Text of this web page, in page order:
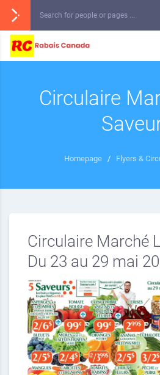
Circulaire
Homepage / Flyers &
Circulaire Marché
Du 23 au 29 mai